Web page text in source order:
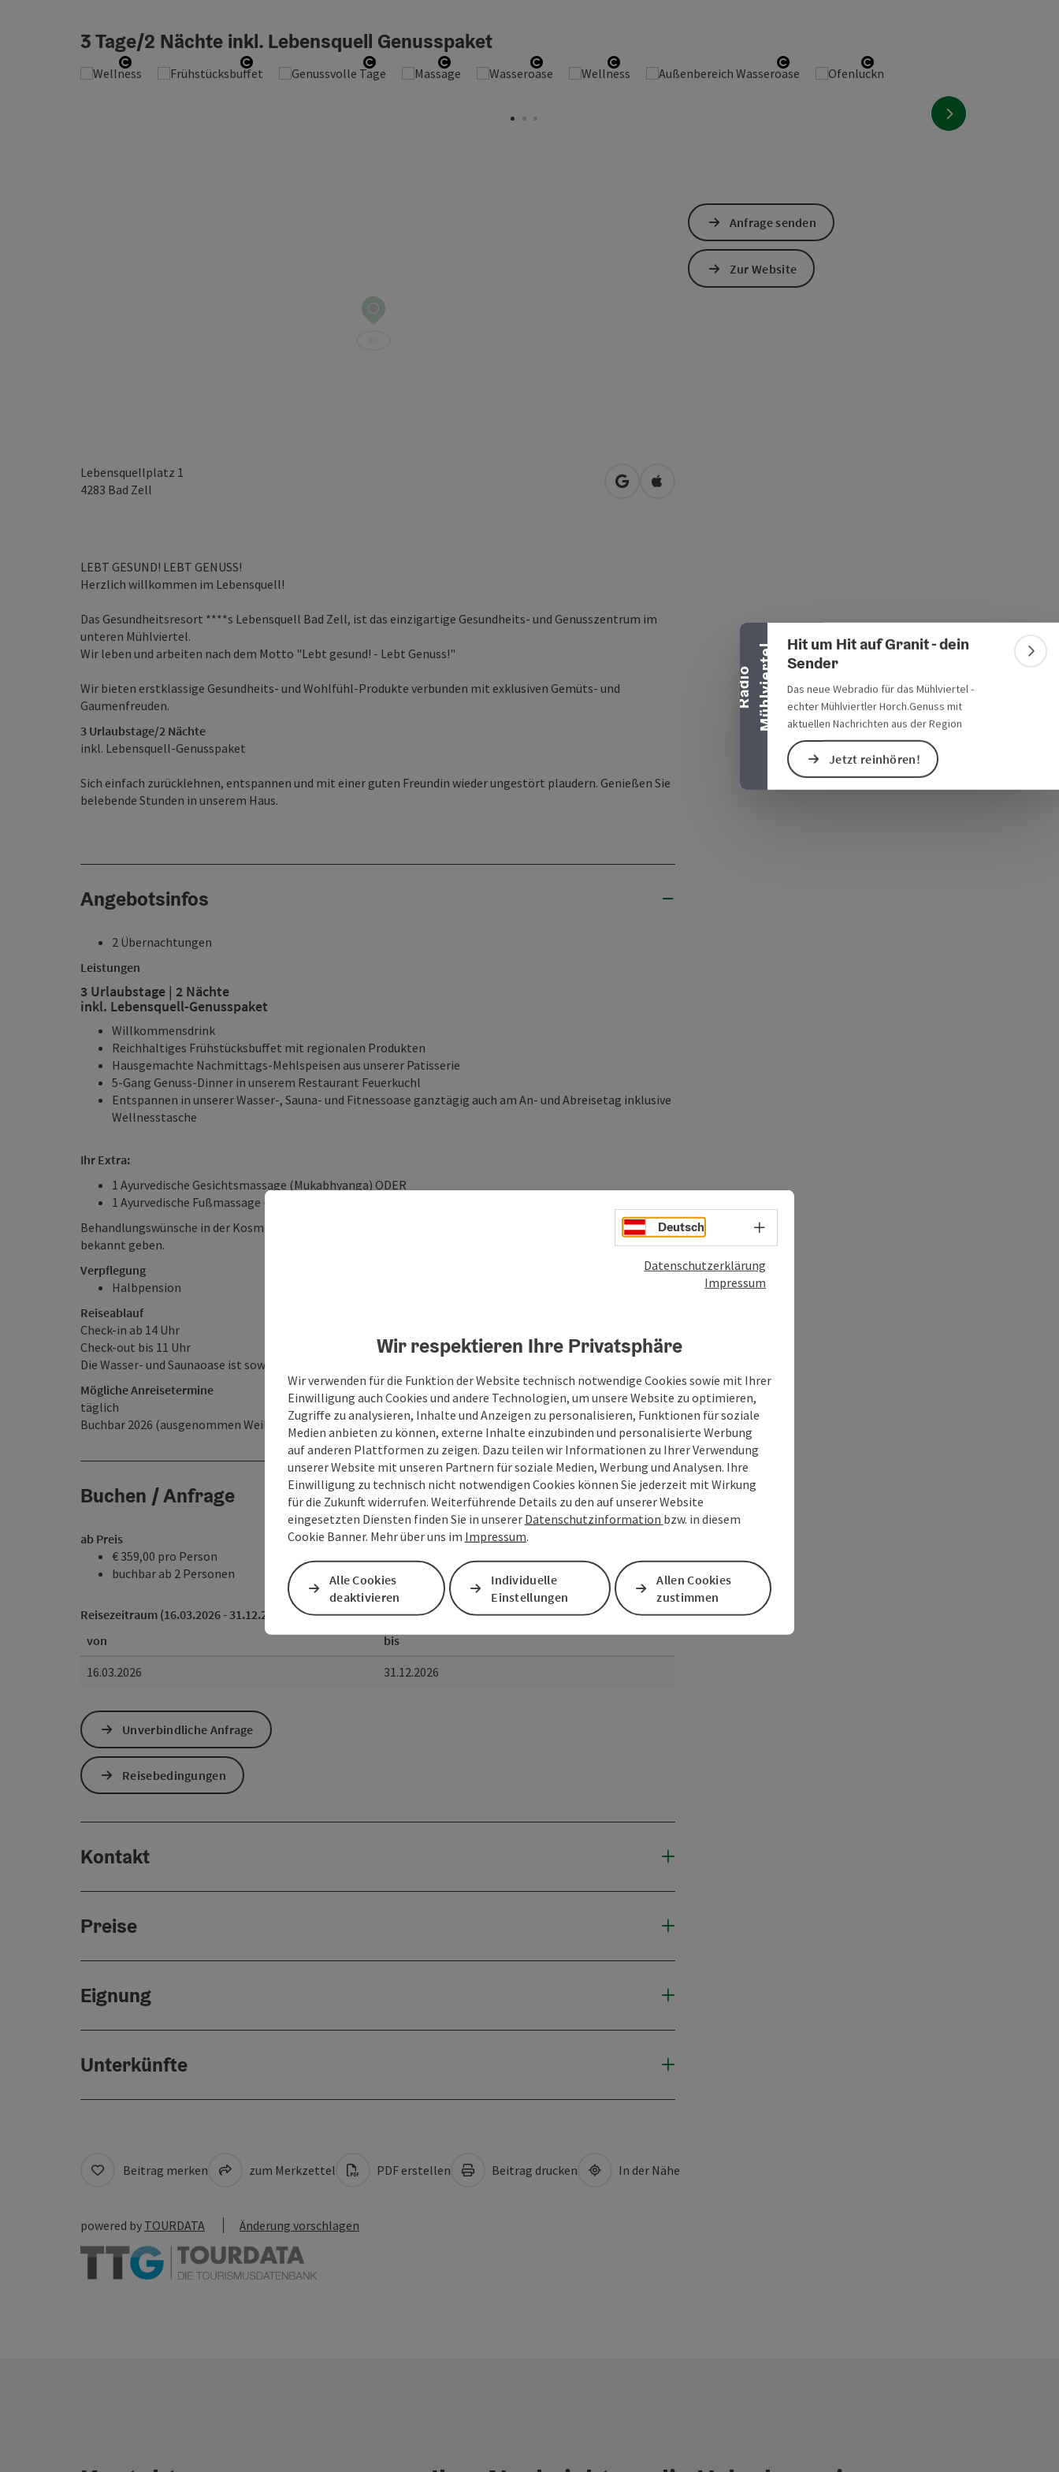
R
a
d
i
o
M
ü
h
l
v
i
e
r
t
e l
Banner einklappen
Hit um Hit auf Granit - dein
Sender
Das neue Webradio für das Mühlviertel -
echter Mühlviertler Horch.Genuss mit
aktuellen Nachrichten aus der Region
Jetzt reinhören!
3 Tage/2 Nächte inkl. Lebensquell Genusspaket
Copyright öffnen Copyright öffnen Copyright öffnenCopyright öffnenCopyright öffnenCopyright öffnen Copyright öffnenCopyright öffnen
nächstes Element
Lebensquellplatz 1
4283 Bad Zell in Google Maps öffnen
in Apple Maps öffnen
LEBT GESUND! LEBT GENUSS!
Herzlich willkommen im Lebensquell!
Das Gesundheitsresort ****s Lebensquell Bad Zell, ist das einzigartige Gesundheits- und Genusszentrum im
unteren Mühlviertel.
Wir leben und arbeiten nach dem Motto "Lebt gesund! - Lebt Genuss!"
Wir bieten erstklassige Gesundheits- und Wohlfühl-Produkte verbunden mit exklusiven Gemüts- und
Gaumenfreuden.
3 Urlaubstage/2 Nächte
inkl. Lebensquell-Genusspaket
Sich einfach zurücklehnen, entspannen und mit einer guten Freundin wieder ungestört plaudern. Genießen Sie
belebende Stunden in unserem Haus.
Angebotsinfos
2 Übernachtungen
Leistungen
3 Urlaubstage | 2 Nächte
inkl. Lebensquell-Genusspaket
Willkommensdrink
Reichhaltiges Frühstücksbuffet mit regionalen Produkten
Hausgemachte Nachmittags-Mehlspeisen aus unserer Patisserie
5-Gang Genuss-Dinner in unserem Restaurant Feuerkuchl
Entspannen in unserer Wasser-, Sauna- und Fitnessoase ganztägig auch am An- und Abreisetag inklusive
Wellnesstasche
Ihr Extra:
1 Ayurvedische Gesichtsmassage (Mukabhyanga) ODER
1 Ayurvedische Fußmassage (Padabhyanga)
Behandlungswünsche in der Kosmetik- oder Therapieabteilung bitte schon im Vorhinein bei der Buchung
bekannt geben.
Verpflegung
Halbpension
Reiseablauf
Check-in ab 14 Uhr
Check-out bis 11 Uhr
Die Wasser- und Saunaoase ist sowohl am Anreisetag auch als am Abreisetag inkludiert
Mögliche Anreisetermine
täglich
Buchbar 2026 (ausgenommen Weihnachten & Silvester)
Buchen / Anfrage
ab Preis
€ 359,00 pro Person
buchbar ab 2 Personen
Reisezeitraum (16.03.2026 - 31.12.2026)
von
bis
16.03.2026
31.12.2026
Unverbindliche Anfrage
Reisebedingungen
Kontakt
Preise
Eignung
Unterkünfte
Anfrage senden
Zur Website
Beitrag merken zum Merkzettel PDF erstellen Beitrag drucken In der Nähe
powered by TOURDATA Änderung vorschlagen
Deutsch Sprachwahl - Menü öffnen
Datenschutzerklärung
Impressum
Wir respektieren Ihre Privatsphäre
Wir verwenden für die Funktion der Website technisch notwendige Cookies sowie mit Ihrer
Einwilligung auch Cookies und andere Technologien, um unsere Website zu optimieren,
Zugriffe zu analysieren, Inhalte und Anzeigen zu personalisieren, Funktionen für soziale
Medien anbieten zu können, externe Inhalte einzubinden und personalisierte Werbung
auf anderen Plattformen zu zeigen. Dazu teilen wir Informationen zu Ihrer Verwendung
unserer Website mit unseren Partnern für soziale Medien, Werbung und Analysen. Ihre
Einwilligung zu technisch nicht notwendigen Cookies können Sie jederzeit mit Wirkung
für die Zukunft widerrufen. Weiterführende Details zu den auf unserer Website
eingesetzten Diensten finden Sie in unserer Datenschutzinformation bzw. in diesem
Cookie Banner. Mehr über uns im Impressum.
Alle Cookies
deaktivieren
Individuelle
Einstellungen
Allen Cookies
zustimmen